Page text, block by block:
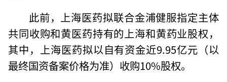
此前，上海医药拟联合金浦健服指定主体
共同收购和黄医药持有的上海和黄药业股权，
其中，上海医药拟以自有资金近9.95亿元（以
最终国资备案价格为准）收购10%股权。